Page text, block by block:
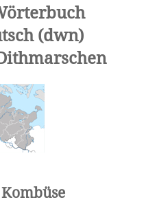
(dwn)